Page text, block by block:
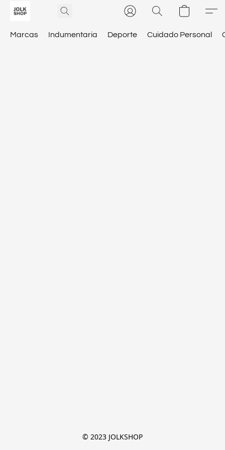
Marcas Indumentaria Deporte Cuidado Personal
© 2023 JOLKSHOP